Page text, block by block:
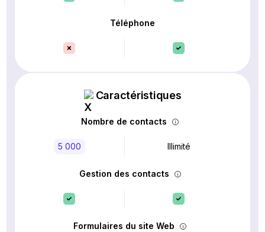
Téléphone
Caractéristiques
Nombre de contacts
5 000 Illimité
Gestion des contacts
Formulaires du site Web